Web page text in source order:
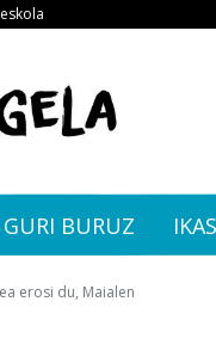
GURI BURUZ
erosi du, Maialen